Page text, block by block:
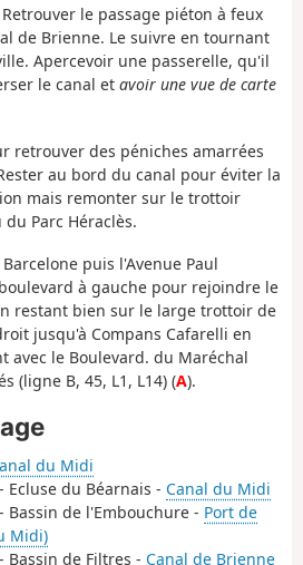
le passage piéton à feux
de Brienne. Le suivre en tournant
Apercevoir une passerelle, qu'il
le canal et avoir une vue de carte
retrouver des péniches amarrées
au bord du canal pour éviter la
mais remonter sur le trottoir
Parc Héraclès.
puis l'Avenue Paul
à gauche pour rejoindre le
restant bien sur le large trottoir de
jusqu'à Compans Cafarelli en
avec le Boulevard. du Maréchal
(ligne B, 45, L1, L14) (A).
du Midi
Ecluse du Béarnais - Canal du Midi
Bassin de l'Embouchure - Port de
Midi)
Bassin de Filtres - Canal de Brienne